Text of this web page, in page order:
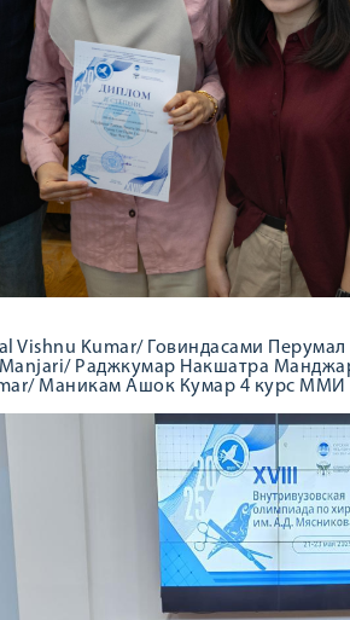
Vishnu Kumar/ Говиндасами
Раджкумар Накшатра
Маникам Ашок Кумар 4 курс ММИ